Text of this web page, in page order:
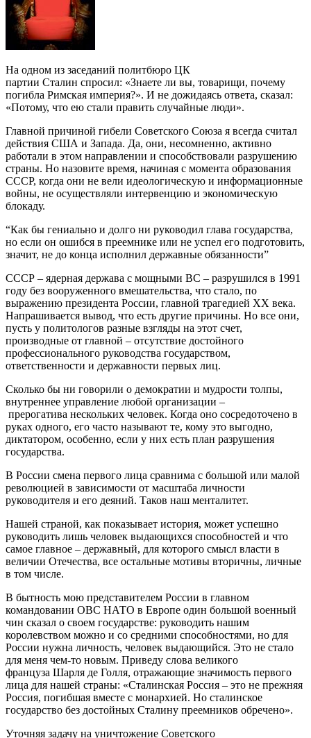
На одном из заседаний политбюро ЦК
партии Сталин спросил: «Знаете ли вы, товарищи, почему
погибла Римская империя?». И не дожидаясь ответа, сказал:
«Потому, что ею стали править случайные люди».
Главной причиной гибели Советского Союза я всегда считал
действия США и Запада. Да, они, несомненно, активно
работали в этом направлении и способствовали разрушению
страны. Но назовите время, начиная с момента образования
СССР, когда они не вели идеологическую и информационные
войны, не осуществляли интервенцию и экономическую
блокаду.
“Как бы гениально и долго ни руководил глава государства,
но если он ошибся в преемнике или не успел его подготовить,
значит, не до конца исполнил державные обязанности”
СССР – ядерная держава с мощными ВС – разрушился в 1991
году без вооруженного вмешательства, что стало, по
выражению президента России, главной трагедией ХХ века.
Напрашивается вывод, что есть другие причины. Но все они,
пусть у политологов разные взгляды на этот счет,
производные от главной – отсутствие достойного
профессионального руководства государством,
ответственности и державности первых лиц.
Сколько бы ни говорили о демократии и мудрости толпы,
внутреннее управление любой организации –
прерогатива нескольких человек. Когда оно сосредоточено в
руках одного, его часто называют те, кому это выгодно,
диктатором, особенно, если у них есть план разрушения
государства.
В России смена первого лица сравнима с большой или малой
революцией в зависимости от масштаба личности
руководителя и его деяний. Таков наш менталитет.
Нашей страной, как показывает история, может успешно
руководить лишь человек выдающихся способностей и что
самое главное – державный, для которого смысл власти в
величии Отечества, все остальные мотивы вторичны, личные
в том числе.
В бытность мою представителем России в главном
командовании ОВС НАТО в Европе один большой военный
чин сказал о своем государстве: руководить нашим
королевством можно и со средними способностями, но для
России нужна личность, человек выдающийся. Это не стало
для меня чем-то новым. Приведу слова великого
француза Шарля де Голля, отражающие значимость первого
лица для нашей страны: «Сталинская Россия – это не прежняя
Россия, погибшая вместе с монархией. Но сталинское
государство без достойных Сталину преемников обречено».
Уточняя задачу на уничтожение Советского